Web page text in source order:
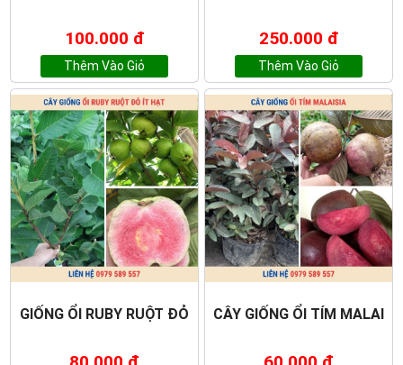
100.000 đ
Thêm Vào Giỏ
250.000 đ
Thêm Vào Giỏ
GIỐNG ỔI RUBY RUỘT ĐỎ CÂY GIỐNG ỔI TÍM MALAI